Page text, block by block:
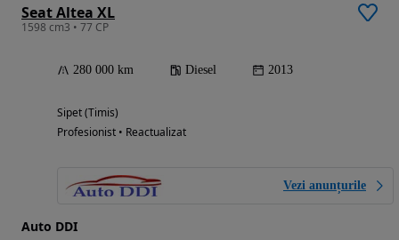
Seat Altea XL
1598 cm3 • 77 CP
280 000 km Diesel 2013
Sipet (Timis)
Profesionist • Reactualizat
Vezi anunțurile
Auto DDI